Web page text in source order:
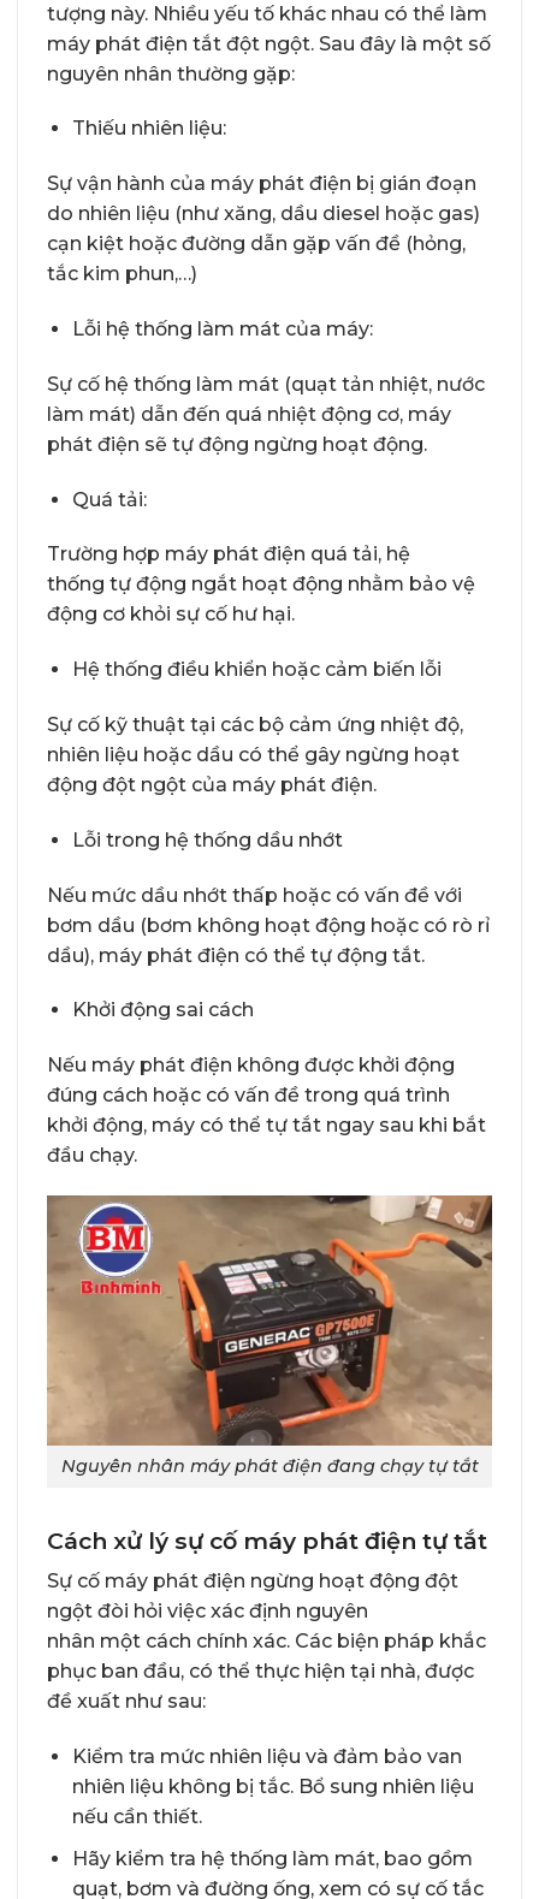
tượng này. Nhiều yếu tố khác nhau có thể làm
máy phát điện tắt đột ngột. Sau đây là một số
nguyên nhân thường gặp:
Thiếu nhiên liệu:
Sự vận hành của máy phát điện bị gián đoạn
do nhiên liệu (như xăng, dầu diesel hoặc gas)
cạn kiệt hoặc đường dẫn gặp vấn đề (hỏng,
tắc kim phun,…)
Lỗi hệ thống làm mát của máy:
Sự cố hệ thống làm mát (quạt tản nhiệt, nước
làm mát) dẫn đến quá nhiệt động cơ, máy
phát điện sẽ tự động ngừng hoạt động.
Quá tải:
Trường hợp máy phát điện quá tải, hệ
thống tự động ngắt hoạt động nhằm bảo vệ
động cơ khỏi sự cố hư hại.
Hệ thống điều khiển hoặc cảm biến lỗi
Sự cố kỹ thuật tại các bộ cảm ứng nhiệt độ,
nhiên liệu hoặc dầu có thể gây ngừng hoạt
động đột ngột của máy phát điện.
Lỗi trong hệ thống dầu nhớt
Nếu mức dầu nhớt thấp hoặc có vấn đề với
bơm dầu (bơm không hoạt động hoặc có rò rỉ
dầu), máy phát điện có thể tự động tắt.
Khởi động sai cách
Nếu máy phát điện không được khởi động
đúng cách hoặc có vấn đề trong quá trình
khởi động, máy có thể tự tắt ngay sau khi bắt
đầu chạy.
Nguyên nhân máy phát điện đang chạy tự tắt
Cách xử lý sự cố máy phát điện tự tắt
Sự cố máy phát điện ngừng hoạt động đột
ngột đòi hỏi việc xác định nguyên
nhân một cách chính xác. Các biện pháp khắc
phục ban đầu, có thể thực hiện tại nhà, được
đề xuất như sau:
Kiểm tra mức nhiên liệu và đảm bảo van
nhiên liệu không bị tắc. Bổ sung nhiên liệu
nếu cần thiết.
Hãy kiểm tra hệ thống làm mát, bao gồm
quạt, bơm và đường ống, xem có sự cố tắc